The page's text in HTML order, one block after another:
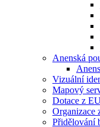
Anenská
Vizuální
Mapový
Dotace z
Organizace
Přidělování